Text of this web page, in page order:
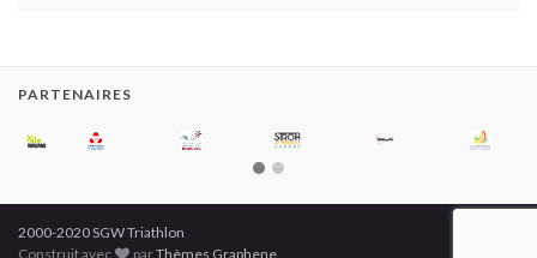
Construit avec
Thèmes Graphene.